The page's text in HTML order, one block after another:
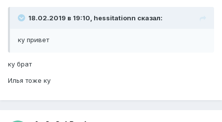
18.02.2019 в 19:10, hessitationn сказал:
ку привет
ку брат
Илья тоже ку